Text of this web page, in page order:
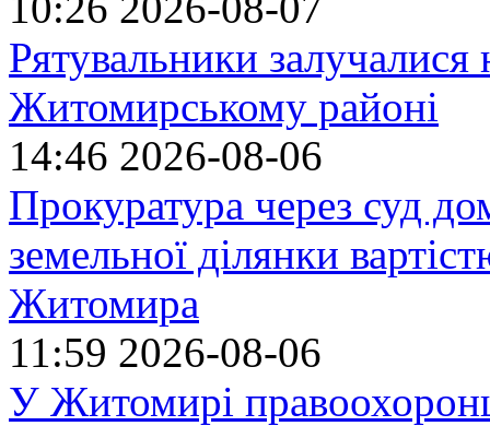
Рятувальники
Житомирському районі
14:46 2026-08-06
Прокуратура через суд
земельної ділянки
Житомира
11:59 2026-08-06
У Житомирі